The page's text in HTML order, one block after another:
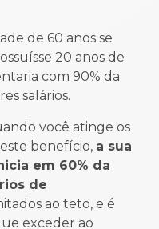
de 60 anos se
20 anos de
com 90% da
salários.
você atinge os
benefício, a sua
em 60% da
de
ao teto, e é
exceder ao